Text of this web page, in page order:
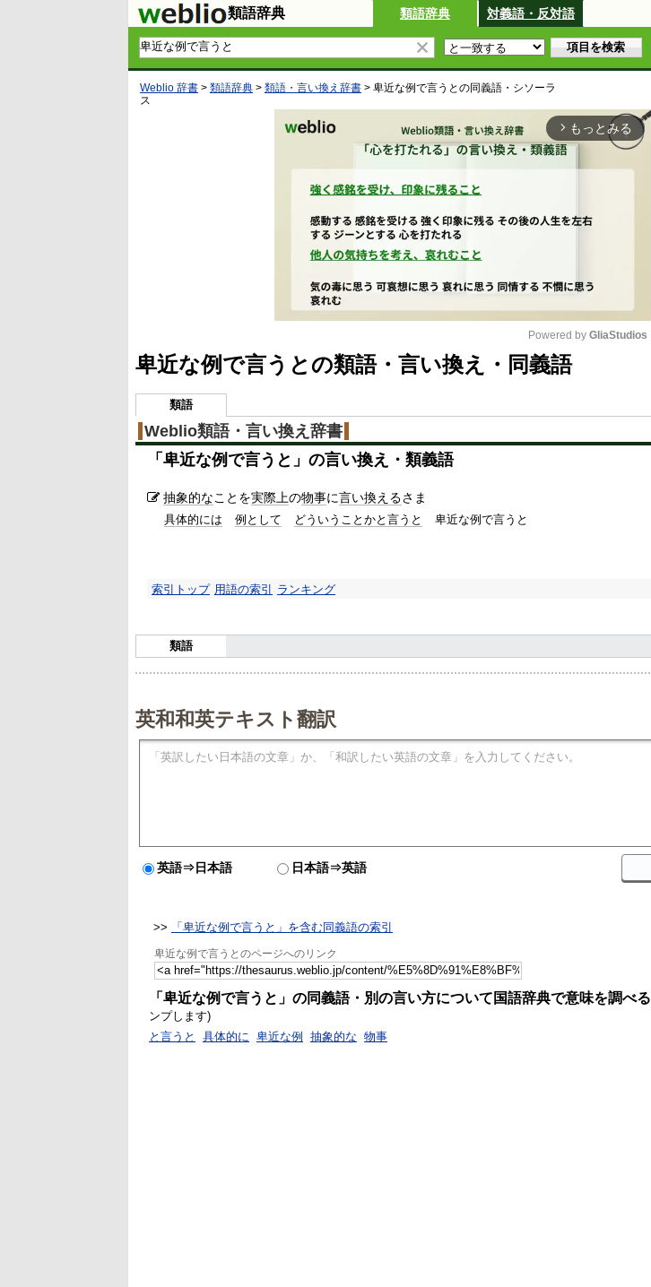
類語辞典 類語辞典 対義語・反対語
Weblio 辞書 > 類語辞典 > 類語・言い換え辞書 > 卑近な例で言うとの同義語・シソーラ
ス
arrow_forward_ios もっとみる
Powered by GliaStudios
卑近な例で言うとの類語・言い換え・同義語
類語
Weblio類語・言い換え辞書
「 卑近な例で言うと 」の言い換え・類義語
抽象的なことを実際上の物事に言い換えるさま
具体的には 例として どういうことかと言うと 卑近な例で言うと
索引トップ 用語の索引 ランキング
類語
英和和英テキスト翻訳
英語⇒日本語 日本語⇒英語
>> 「卑近な例で言うと」を含む同義語の索引
卑近な例で言うとのページへのリンク
「卑近な例で言うと」の同義語・別の言い方について国語辞典で意味を調べる
ンプします)
と言うと
具体的に 卑近な例 抽象的な 物事